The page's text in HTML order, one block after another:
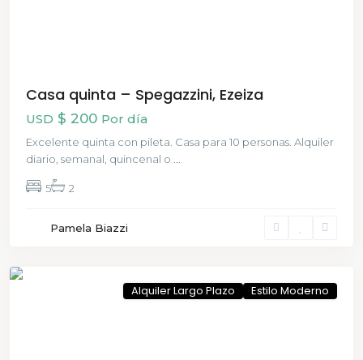
Casa quinta – Spegazzini, Ezeiza
USD $ 200 Por día
Excelente quinta con pileta. Casa para 10 personas. Alquiler
diario, semanal, quincenal o
5 2
Pamela Biazzi
Constitución
Alquiler Largo Plazo Estilo Moderno